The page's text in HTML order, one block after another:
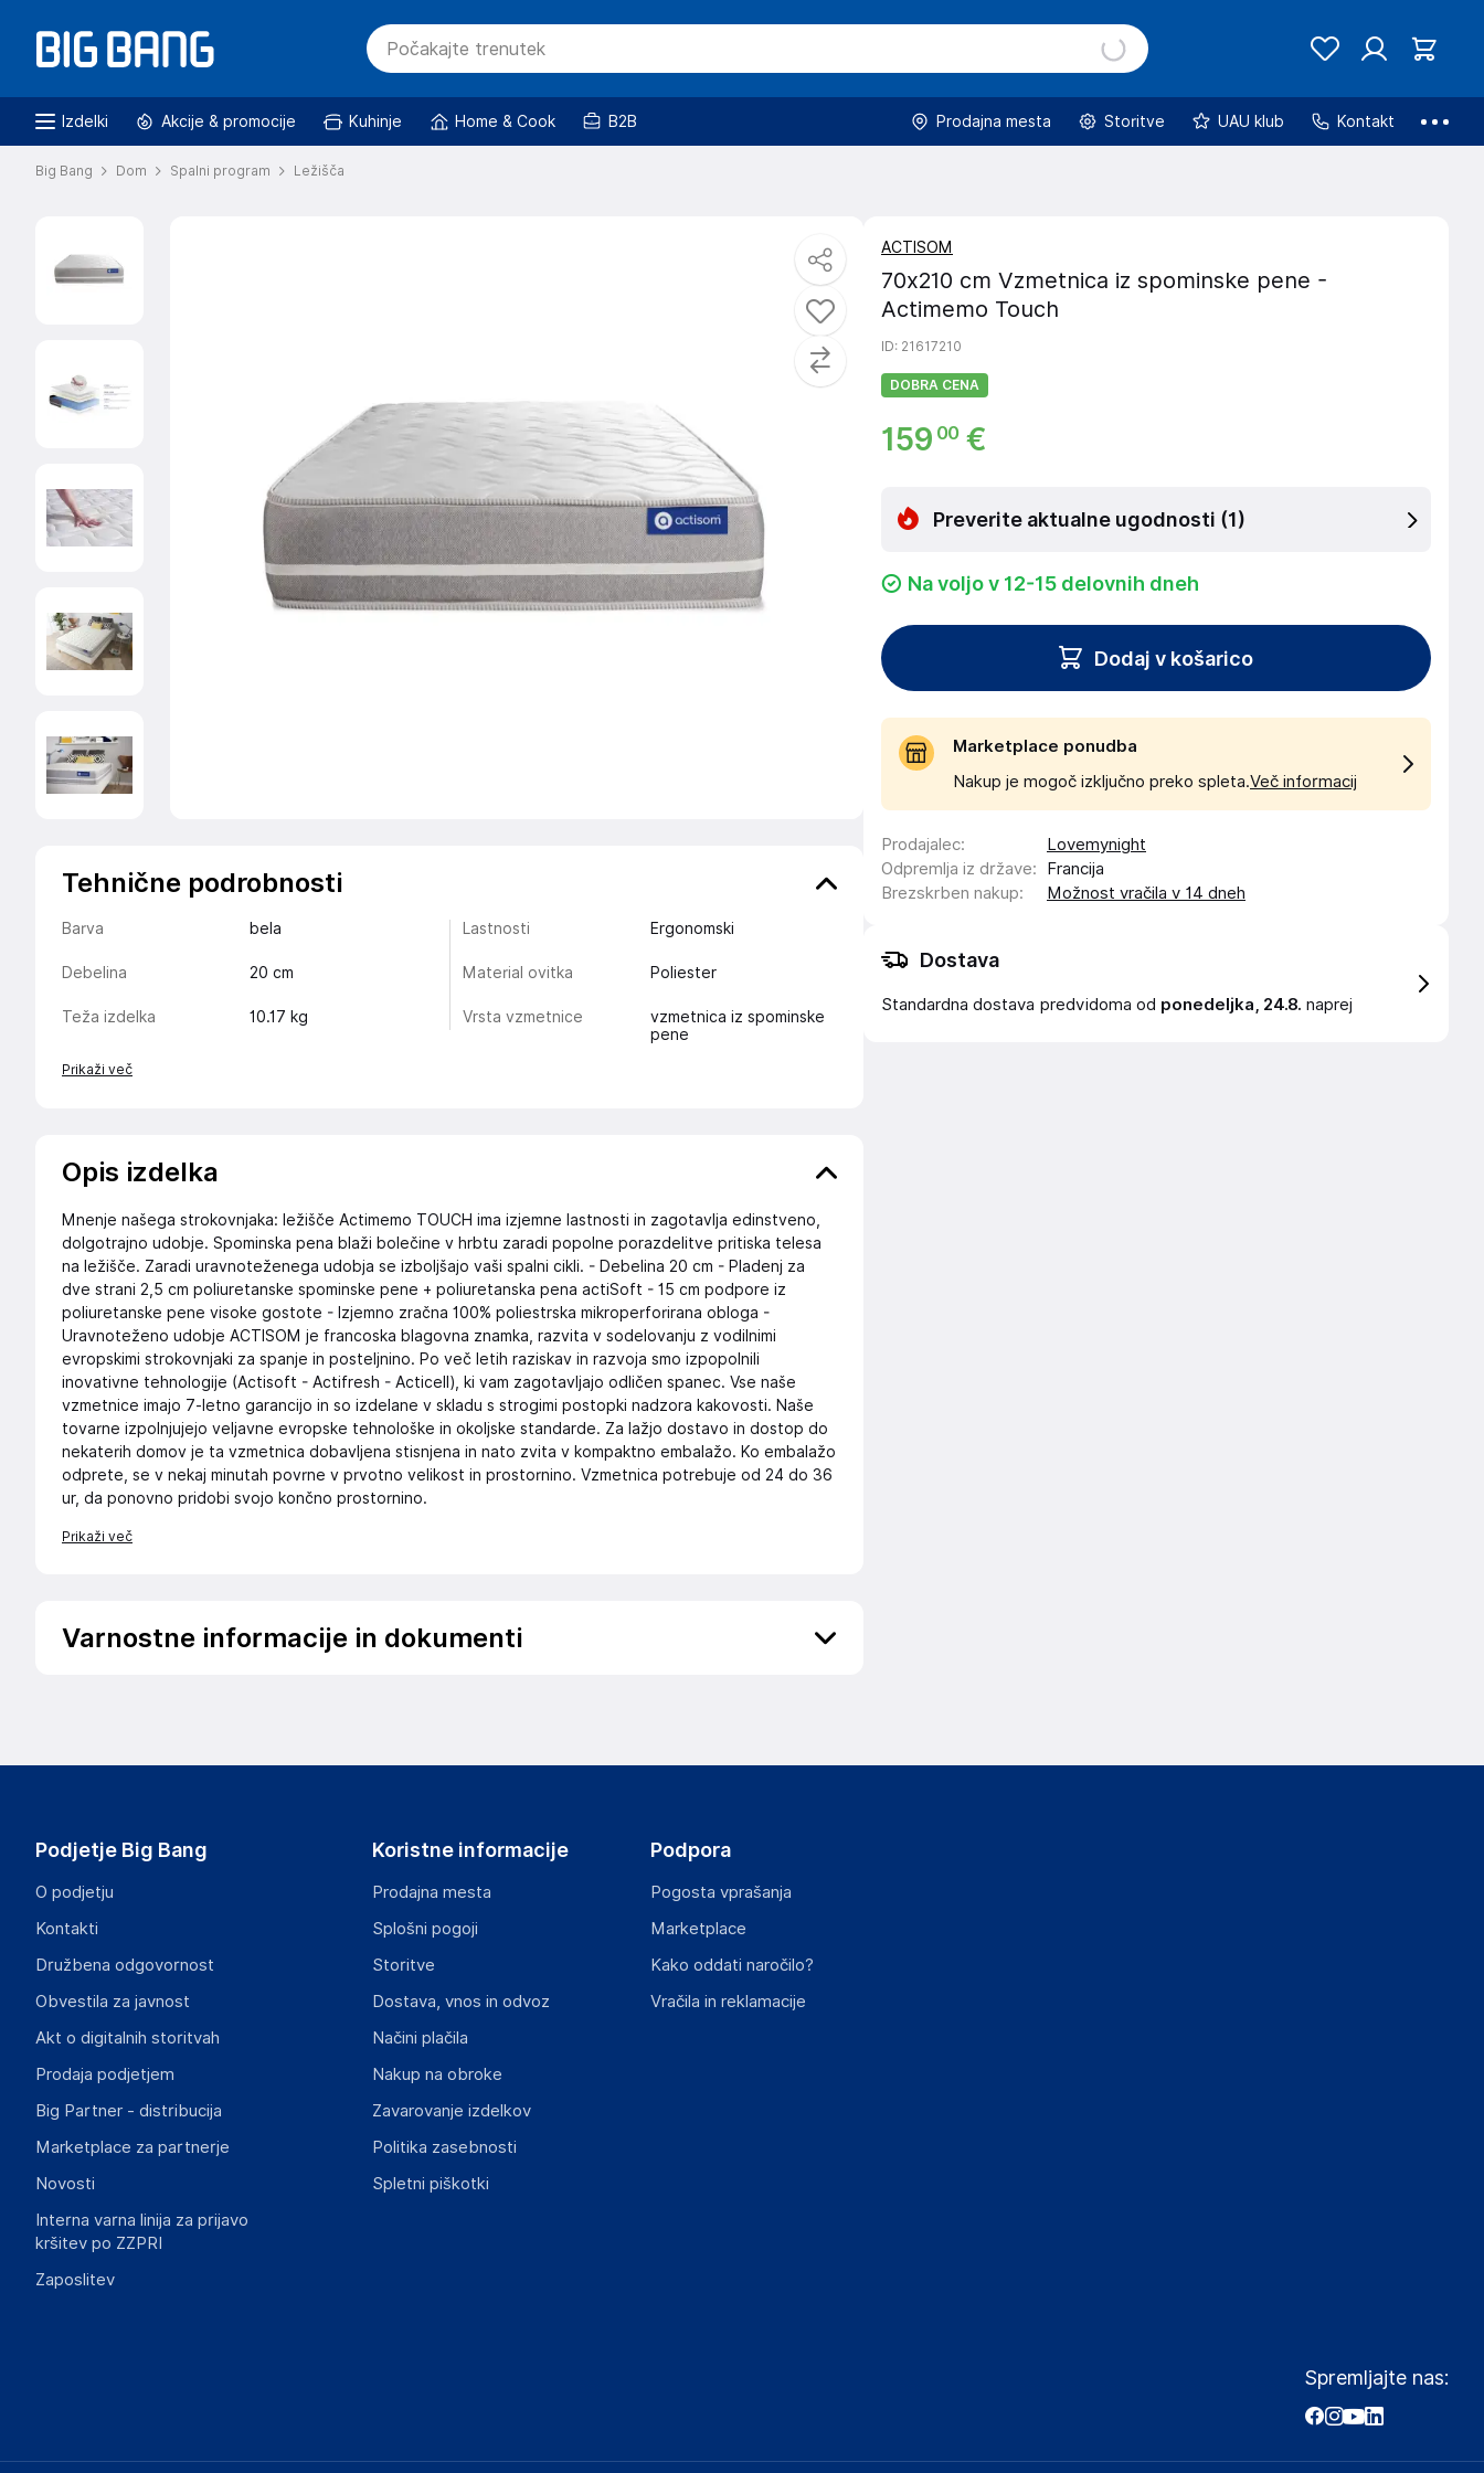
Izdelki Akcije & promocije Kuhinje Home & Cook B2B Prodajna mesta Storitve UAU klub Kontakt
Big Bang Dom Spalni program Ležišča
Tehnične podrobnosti
Barva bela Lastnosti Ergonomski
Debelina 20 cm Material ovitka Poliester
Teža izdelka 10.17 kg Vrsta vzmetnice
vzmetnica iz spominske
pene
Prikaži več
Opis izdelka
Mnenje našega strokovnjaka: ležišče Actimemo TOUCH ima izjemne lastnosti in zagotavlja edinstveno,
dolgotrajno udobje. Spominska pena blaži bolečine v hrbtu zaradi popolne porazdelitve pritiska telesa
na ležišče. Zaradi uravnoteženega udobja se izboljšajo vaši spalni cikli. - Debelina 20 cm - Pladenj za
dve strani 2,5 cm poliuretanske spominske pene + poliuretanska pena actiSoft - 15 cm podpore iz
poliuretanske pene visoke gostote - Izjemno zračna 100% poliestrska mikroperforirana obloga -
Uravnoteženo udobje ACTISOM je francoska blagovna znamka, razvita v sodelovanju z vodilnimi
evropskimi strokovnjaki za spanje in posteljnino. Po več letih raziskav in razvoja smo izpopolnili
inovativne tehnologije (Actisoft - Actifresh - Acticell), ki vam zagotavljajo odličen spanec. Vse naše
vzmetnice imajo 7-letno garancijo in so izdelane v skladu s strogimi postopki nadzora kakovosti. Naše
tovarne izpolnjujejo veljavne evropske tehnološke in okoljske standarde. Za lažjo dostavo in dostop do
nekaterih domov je ta vzmetnica dobavljena stisnjena in nato zvita v kompaktno embalažo. Ko embalažo
odprete, se v nekaj minutah povrne v prvotno velikost in prostornino. Vzmetnica potrebuje od 24 do 36
ur, da ponovno pridobi svojo končno prostornino.
Prikaži več
Varnostne informacije in dokumenti
contact@lovemynight.com
Gospodarski subjekt s sedežem v EU, ki zagotavlja skladnost izdelka z zahtevanimi predpisi.
16 rue du bocage - 35520 - La chapelle des fougeretz
France
ACTISOM
70x210 cm Vzmetnica iz spominske pene -
Actimemo Touch
ID: 21617210
DOBRA CENA
159 00 €
Preverite aktualne ugodnosti (1)
Na voljo v 12-15 delovnih dneh
Dodaj v košarico
Marketplace ponudba
Nakup je mogoč izključno preko spleta.Več informacij
Prodajalec:
Lovemynight
Odpremlja iz države:
Francija
Brezskrben nakup: Možnost vračila v 14 dneh
Dostava
Standardna dostava predvidoma od ponedeljka, 24.8. naprej
Podjetje Big Bang
O podjetju
Kontakti
Družbena odgovornost
Obvestila za javnost
Akt o digitalnih storitvah
Prodaja podjetjem
Big Partner - distribucija
Marketplace za partnerje
Novosti
Interna varna linija za prijavo
kršitev po ZZPRI
Zaposlitev
Koristne informacije
Prodajna mesta
Splošni pogoji
Storitve
Dostava, vnos in odvoz
Načini plačila
Nakup na obroke
Zavarovanje izdelkov
Politika zasebnosti
Spletni piškotki
Podpora
Pogosta vprašanja
Marketplace
Kako oddati naročilo?
Vračila in reklamacije
Spremljajte nas: